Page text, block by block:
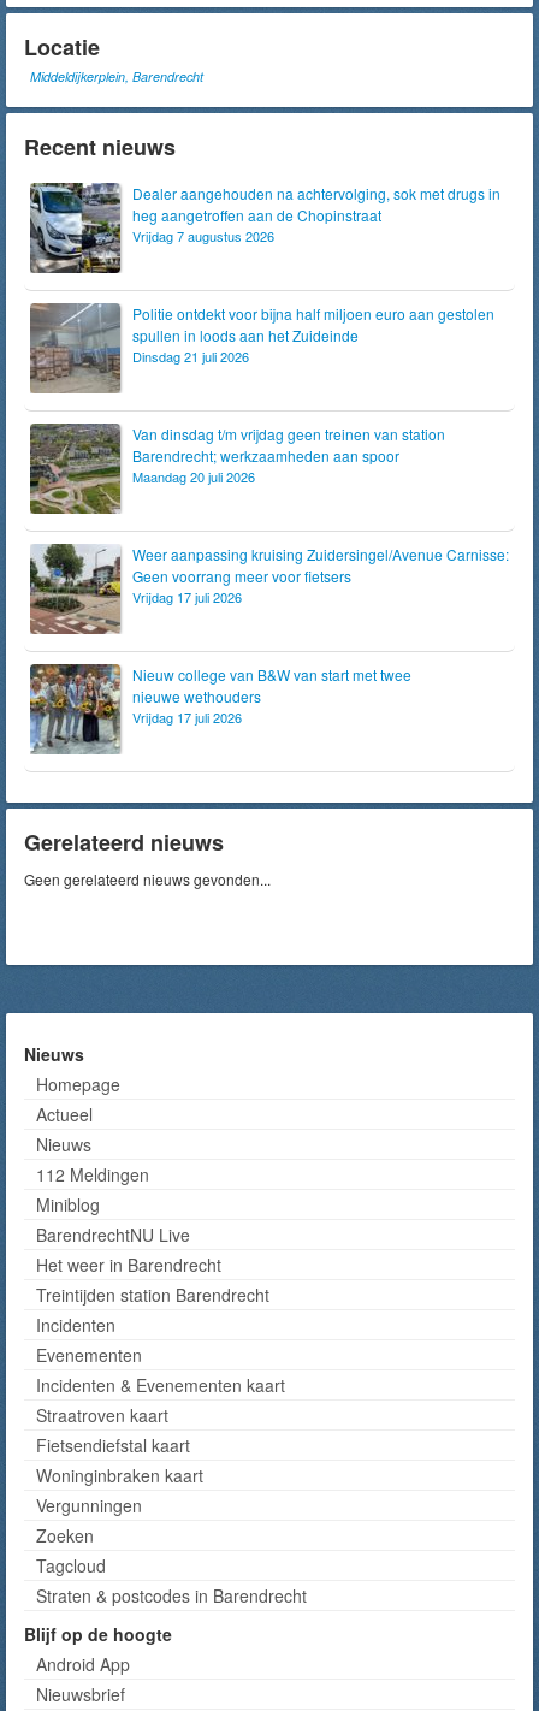
Locatie
Middeldijkerplein, Barendrecht
Recent nieuws
Dealer aangehouden na achtervolging, sok met drugs in
heg aangetroffen aan de Chopinstraat
Vrijdag 7 augustus 2026
Politie ontdekt voor bijna half miljoen euro aan gestolen
spullen in loods aan het Zuideinde
Dinsdag 21 juli 2026
Van dinsdag t/m vrijdag geen treinen van station
Barendrecht; werkzaamheden aan spoor
Maandag 20 juli 2026
Weer aanpassing kruising Zuidersingel/Avenue Carnisse:
Geen voorrang meer voor fietsers
Vrijdag 17 juli 2026
Nieuw college van B&W van start met twee
nieuwe wethouders
Vrijdag 17 juli 2026
Gerelateerd nieuws
Geen gerelateerd nieuws gevonden...
Nieuws
Homepage
Actueel
Nieuws
112 Meldingen
Miniblog
BarendrechtNU Live
Het weer in Barendrecht
Treintijden station Barendrecht
Incidenten
Evenementen
Incidenten & Evenementen kaart
Straatroven kaart
Fietsendiefstal kaart
Woninginbraken kaart
Vergunningen
Zoeken
Tagcloud
Straten & postcodes in Barendrecht
Blijf op de hoogte
Android App
Nieuwsbrief